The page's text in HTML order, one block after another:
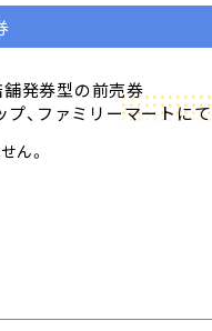
発券型の前売券
プ、ファミリーマートにて
ん。